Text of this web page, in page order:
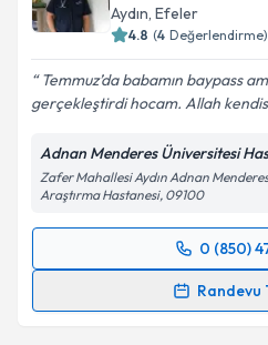
E-posta Adresiniz
Kişisel verilerimin
Metni'ni okudum ve
kapsamda işlenmesini
Takvim
Aydın, Efeler
4.8 (4 Değerlendirme)
Temmuz’da babamın baypass
gerçekleştirdi hocam. Allah
Adnan Menderes Üniversitesi
Zafer Mahallesi Aydın Adnan
Araştırma Hastanesi, 09100
0 (850)
Randevu
Randevu Takvimi